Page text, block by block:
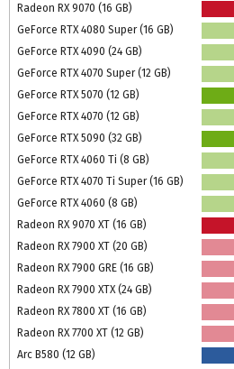
Radeon RX 9070 (16 GB)
GeForce RTX 4080 Super (16 GB)
GeForce RTX 4090 (24 GB)
GeForce RTX 4070 Super (12 GB)
GeForce RTX 5070 (12 GB)
GeForce RTX 4070 (12 GB)
GeForce RTX 5090 (32 GB)
GeForce RTX 4060 Ti (8 GB)
GeForce RTX 4070 Ti Super (16 GB)
GeForce RTX 4060 (8 GB)
Radeon RX 9070 XT (16 GB)
Radeon RX 7900 XT (20 GB)
Radeon RX 7900 GRE (16 GB)
Radeon RX 7900 XTX (24 GB)
Radeon RX 7800 XT (16 GB)
Radeon RX 7700 XT (12 GB)
Arc B580 (12 GB)